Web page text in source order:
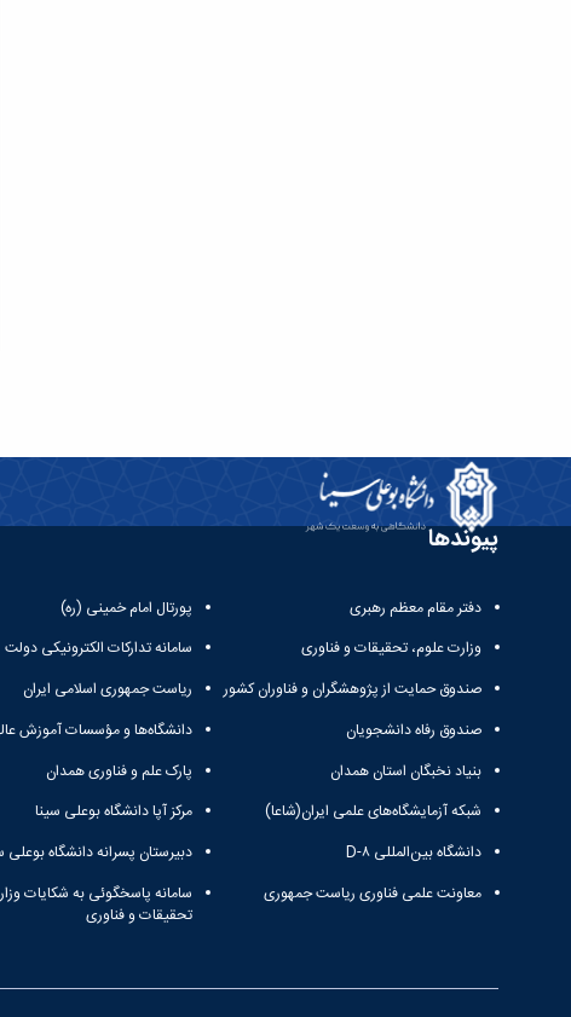
پیوندها
دفتر مقام معظم رهبری
وزارت علوم، تحقیقات و فناوری
صندوق حمایت از پژوهشگران و فناوران کشور
صندوق رفاه دانشجویان
بنیاد نخبگان استان همدان
شبکه آزمایشگاه‌های علمی ایران(شاعا)
دانشگاه بین‌المللی D-۸
معاونت علمی فناوری ریاست جمهوری
پورتال امام خمینی (ره)
سامانه تدارکات الکترونیکی دولت
ریاست جمهوری اسلامی ایران
دانشگاه‌ها و مؤسسات آموزش
پارک علم و فناوری همدان
مرکز آپا دانشگاه بوعلی سینا
دبیرستان پسرانه دانشگاه بوعلی
سامانه پاسخگوئی به شکایات
تحقیقات و فناوری